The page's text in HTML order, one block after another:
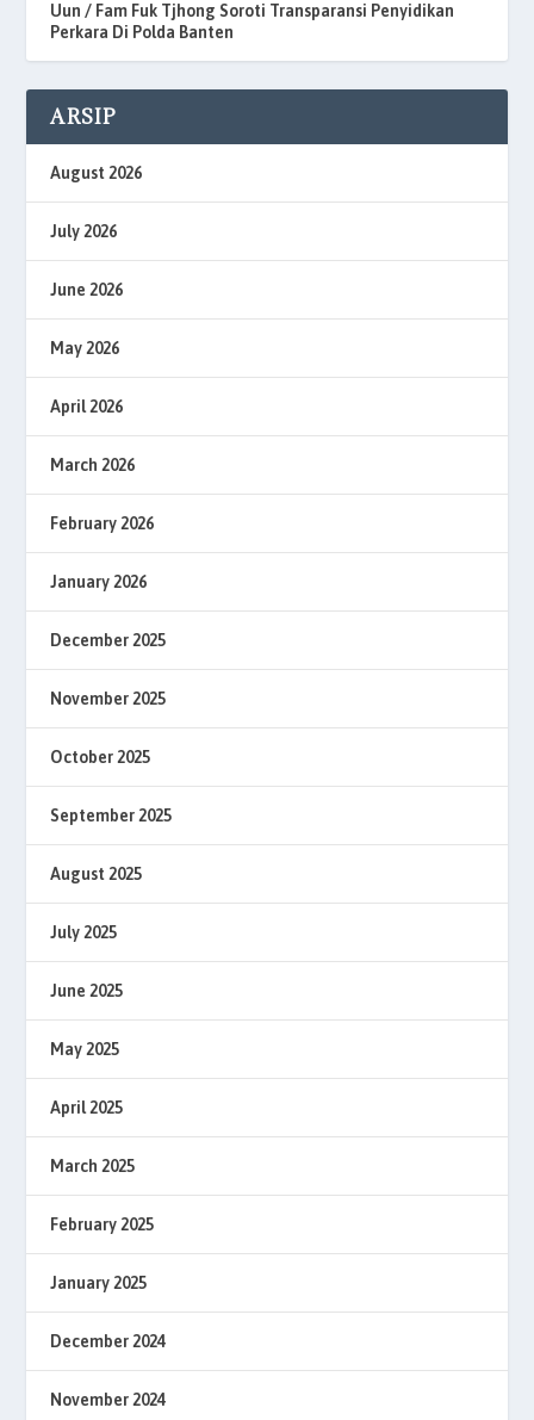
Uun / Fam Fuk Tjhong Soroti Transparansi Penyidikan
Perkara Di Polda Banten
ARSIP
August 2026
July 2026
June 2026
May 2026
April 2026
March 2026
February 2026
January 2026
December 2025
November 2025
October 2025
September 2025
August 2025
July 2025
June 2025
May 2025
April 2025
March 2025
February 2025
January 2025
December 2024
November 2024